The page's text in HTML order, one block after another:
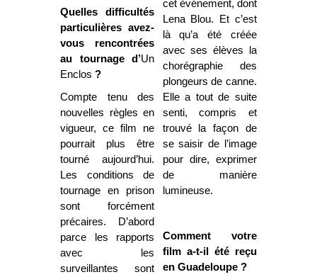
Quelles difficultés
particulières avez-
vous rencontrées
au tournage d’Un
Enclos ?
Compte tenu des
nouvelles règles en
vigueur, ce film ne
pourrait plus être
tourné aujourd’hui.
Les conditions de
tournage en prison
sont forcément
précaires. D’abord
parce les rapports
avec les
surveillantes sont
cet événement, dont
Lena Blou. Et c’est
là qu’a été créée
avec ses élèves la
chorégraphie des
plongeurs de canne.
Elle a tout de suite
senti, compris et
trouvé la façon de
se saisir de l’image
pour dire, exprimer
de manière
lumineuse.
Comment votre
film a-t-il été reçu
en Guadeloupe ?